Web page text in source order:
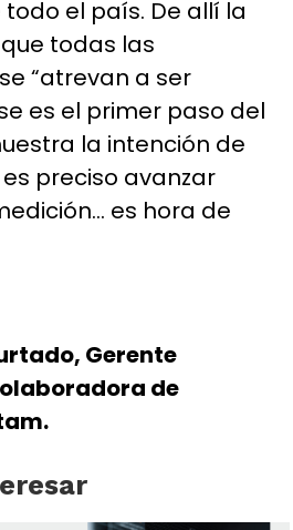
el país. De allí la
todas las
“atrevan a ser
es el primer paso del
la intención de
preciso avanzar
es hora de
Gerente
de